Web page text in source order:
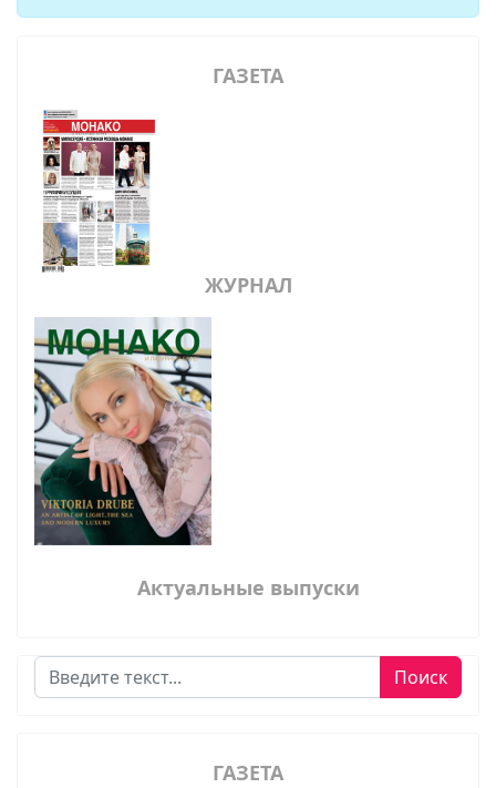
ГАЗЕТА
ЖУРНАЛ
Актуальные выпуски
Поиск Поиск
ГАЗЕТА